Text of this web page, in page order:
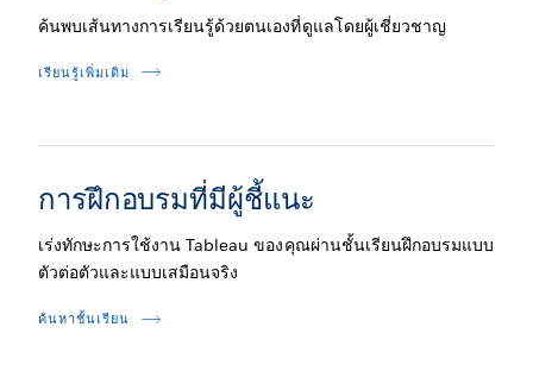
ค้นพบเส้นทางการเรียนรู้ด้วยตนเองที่ดูแลโดยผู้เชี่ยวชาญ
เรียนรู้เพิ่มเติม
การฝึกอบรมที่มีผู้ชี้แนะ
เร่งทักษะการใช้งาน Tableau ของคุณผ่านชั้นเรียนฝึกอบรมแบบ
ตัวต่อตัวและแบบเสมือนจริง
ค้นหาชั้นเรียน